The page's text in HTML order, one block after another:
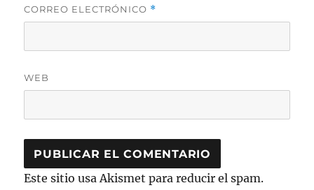
CORREO ELECTRÓNICO *
WEB
Este sitio usa Akismet para reducir el spam.